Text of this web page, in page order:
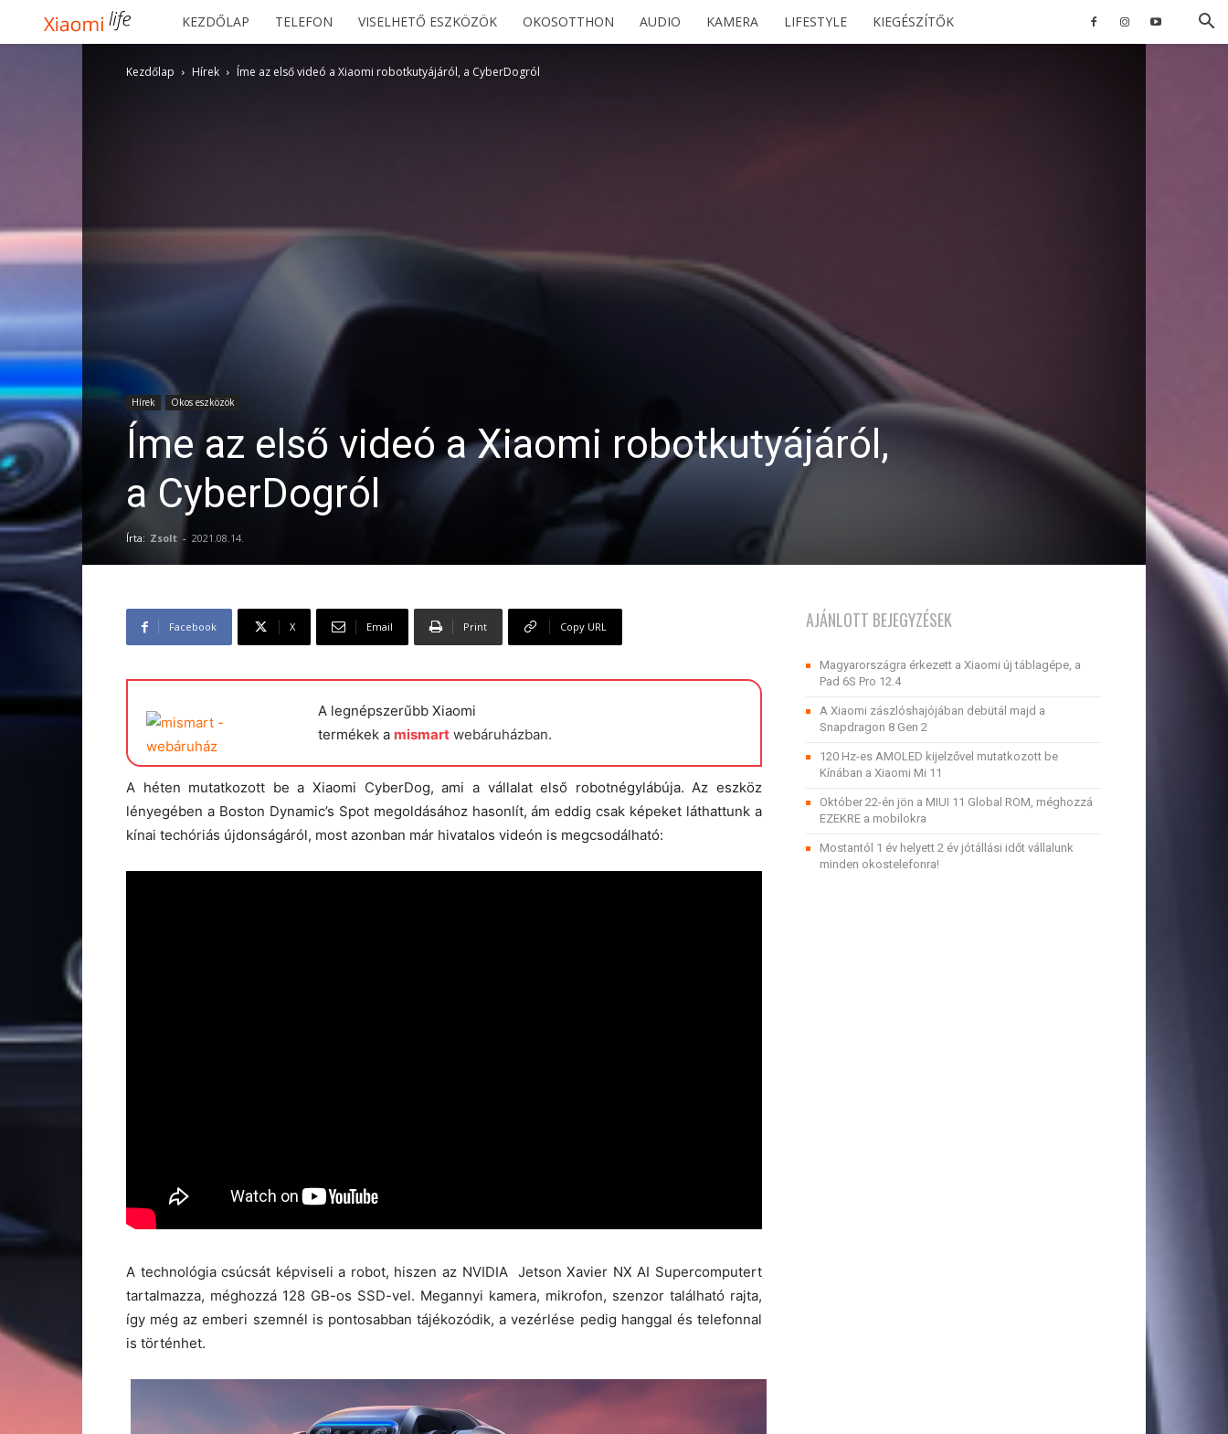
Xiaomilife
KEZDŐLAP TELEFON VISELHETŐ ESZKÖZÖK OKOSOTTHON AUDIO KAMERA LIFESTYLE KIEGÉSZÍTŐK
Kezdőlap Hírek Íme az első videó a Xiaomi robotkutyájáról, a CyberDogról
Hírek Okos eszközök
Íme az első videó a Xiaomi robotkutyájáról,
a CyberDogról
Írta: Zsolt - 2021.08.14.
Facebook X Email Print Copy URL
A legnépszerűbb Xiaomi
termékek a mismart webáruházban.
A héten mutatkozott be a Xiaomi CyberDog, ami a vállalat első robotnégylábúja. Az eszköz
lényegében a Boston Dynamic’s Spot megoldásához hasonlít, ám eddig csak képeket láthattunk a
kínai techóriás újdonságáról, most azonban már hivatalos videón is megcsodálható:
A technológia csúcsát képviseli a robot, hiszen az NVIDIA Jetson Xavier NX AI Supercomputert
tartalmazza, méghozzá 128 GB-os SSD-vel. Megannyi kamera, mikrofon, szenzor található rajta,
így még az emberi szemnél is pontosabban tájékozódik, a vezérlése pedig hanggal és telefonnal
is történhet.
AJÁNLOTT BEJEGYZÉSEK
Magyarországra érkezett a Xiaomi új táblagépe, a
Pad 6S Pro 12.4
A Xiaomi zászlóshajójában debütál majd a
Snapdragon 8 Gen 2
120 Hz-es AMOLED kijelzővel mutatkozott be
Kínában a Xiaomi Mi 11
Október 22-én jön a MIUI 11 Global ROM, méghozzá
EZEKRE a mobilokra
Mostantól 1 év helyett 2 év jótállási időt vállalunk
minden okostelefonra!